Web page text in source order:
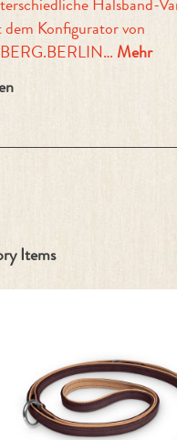
Halsband-
Konfigurator von
Mehr
überspringen
Items